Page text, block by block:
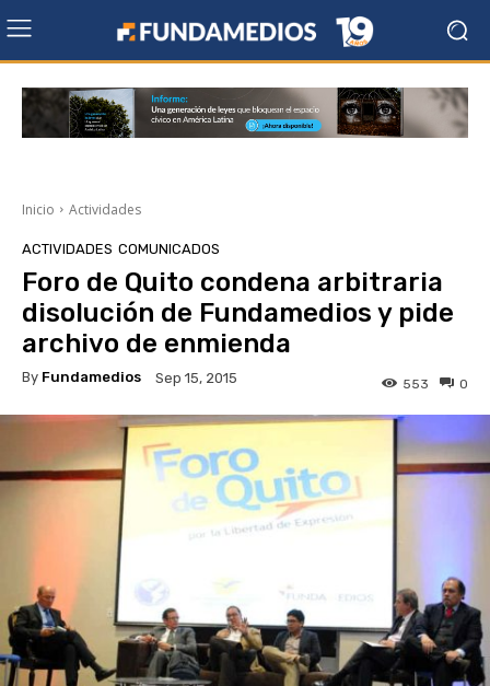
Inicio Actividades
ACTIVIDADES COMUNICADOS
Foro de Quito condena arbitraria
disolución de Fundamedios y pide
archivo de enmienda
By Fundamedios Sep 15, 2015 0
553